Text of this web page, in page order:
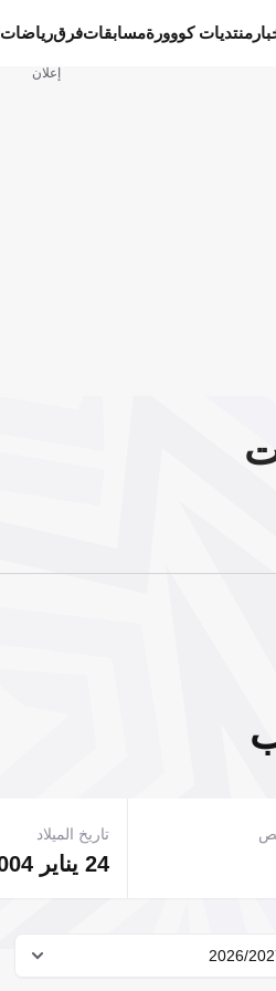
منتديات كووورةمسابقاتفرقرياضات
إعلان
24 يناير 2004
تاريخ الميلاد
2026/